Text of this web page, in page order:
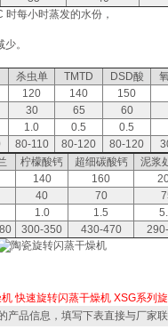
每小时蒸发的水份，
。
杀虫单 TMTD DSD酸
120 140 150
30 65 60
1.0 0.5 0.5
80-110 80-120 80-120
柠檬酸钙 超细碳酸钙 泥浆
140 160
40 70
1.0 1.5
300-350 430-470
快速旋转闪蒸干燥机 XSG系列
产品信息，填写下表直接与厂家联